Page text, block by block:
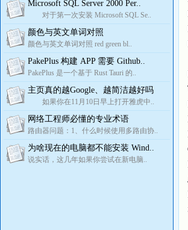
Microsoft SQL Server 2000 Per..
对于第一次安装 Microsoft SQL Se..
颜色与英文单词对照
颜色与英文单词对照 red green bl..
PakePlus 构建 APP 需要 Github..
PakePlus 是一个基于 Rust Tauri 的..
主页真的越Google、越简洁越好吗
如果你在11月10日早上打开雅虎中..
网络工程师必懂的专业术语
路由器问题：1、什么时候使用多路由协..
为啥现在的电脑都不能安装 Wind..
说实话，这几年如果你尝试在新电脑..